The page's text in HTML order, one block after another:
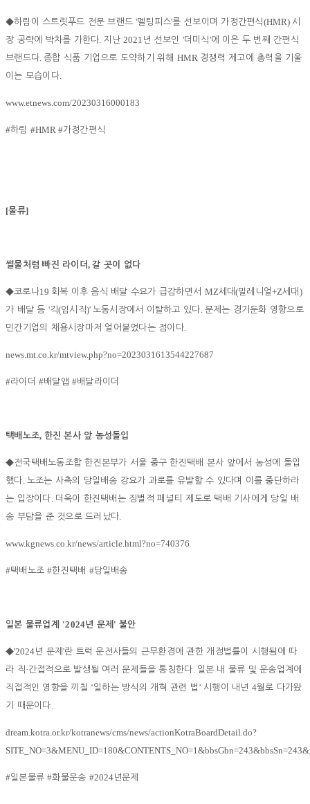
◆하림이 스트릿푸드 전문 브랜드'멜팅피스'를 선보이며 가정간편식(HMR) 시
장 공략에 박차를 가한다. 지난2021 년 선보인 '더미식'에 이은 두 번째 간편식
브랜드다.종합 식품 기업으로 도약하기 위해 HMR 경쟁력 제고에 총력을 기울
이는 모습이다.
www.etnews.com/20230316000183
#하림 #HMR #가정간편식
[물류]
썰물처럼 빠진 라이더,갈 곳이 없다
◆코로나19 회복 이후 음식 배달 수요가 급감하면서 MZ세대(밀레니얼+Z세대 )
가 배달 등 '긱(임시직)' 노동시장에서 이탈하고 있다. 문제는 경기둔화 영향으로
민간기업의 채용시장마저 얼어붙었다는 점이다.
news.mt.co.kr/mtview.php?no=2023031613544227687
#라이더#배달앱#배달라이더
택배노조, 한진 본사 앞 농성돌입
◆전국택배노동조합 한진본부가 서울 중구 한진택배 본사 앞에서 농성에 돌입
했다. 노조는 사측의 당일배송 강요가 과로를 유발할 수 있다며 이를 중단하라
는 입장이다. 더욱이 한진택배는 징벌적 패널티 제도로 택배 기사에게 당일 배
송 부담을 준 것으로 드러났다.
www.kgnews.co.kr/news/article.html?no=740376
#택배노조#한진택배 #당일배송
일본 물류업계 '2024년 문제 ' 불안
◆'2024년 문제'란 트럭 운전사들의 근무환경에 관한 개정법률이 시행됨에 따
라 직·간접적으로 발생될 여러 문제들을 통칭한다. 일본 내 물류 및 운송업계에
직접적인 영향을 끼칠 ‘일하는 방식의 개혁 관련 법 ’ 시행이 내년 4월로 다가왔
기 때문이다.
dream.kotra.or.kr/kotranews/cms/news/actionKotraBoardDetail.do?
#일본물류#화물운송 #2024년문제